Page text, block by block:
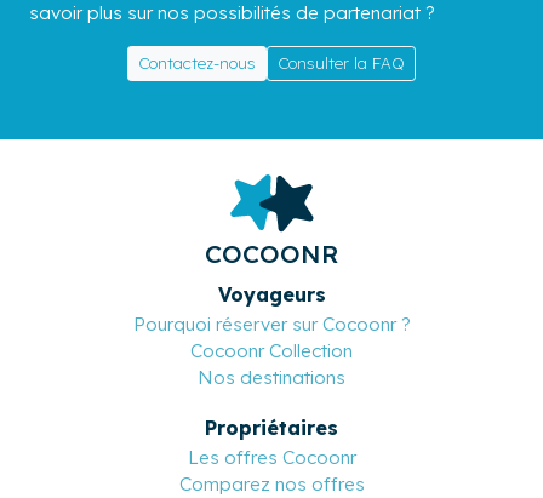
savoir plus sur nos possibilités de partenariat ?
Contactez-nous Consulter la FAQ
COCOONR
Voyageurs
Pourquoi réserver sur Cocoonr ?
Cocoonr Collection
Nos destinations
Propriétaires
Les offres Cocoonr
Comparez nos offres